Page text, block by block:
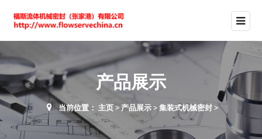
产品展示
当前位置： 主页>产品展示>集装式机械密封>